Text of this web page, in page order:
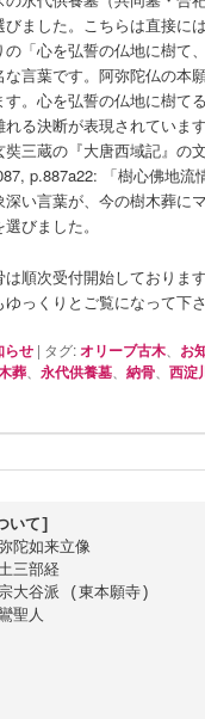
ました。こちらは直接に
「心を弘誓の仏地に樹て
言葉です。阿弥陀仏の本
。心を弘誓の仏地に樹て
れる決断が表現されていま
三蔵の『大唐西域記』の
p.887a22: 「樹心佛地流
深い言葉が、今の樹木葬に
びました。
順次受付開始しておりま
っくりとご覧になって下さ
らせ | タグ:オリーブ古木 お
葬 、永代供養墓 、納骨 、西淀
いて]
陀如来立像
三部経
大谷派 (東本願寺)
聖人